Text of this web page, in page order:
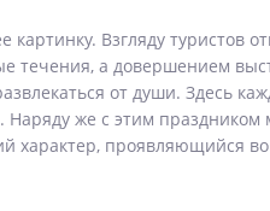
Взгляду туристов
течения, а довершением
от души. Здесь
же с этим праздником
характер, проявляющийся во